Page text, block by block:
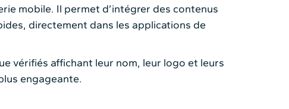
mobile. Il permet d’intégrer des contenus
directement dans les applications de
vérifiés affichant leur nom, leur logo et leurs
engageante.